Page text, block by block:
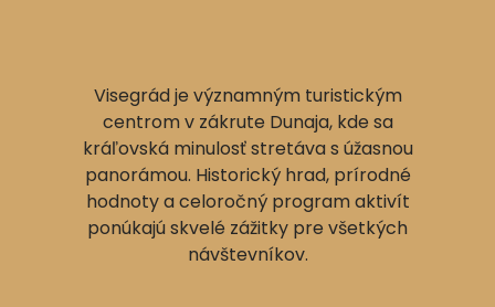
Visegrád je významným turistickým
centrom v zákrute Dunaja, kde sa
kráľovská minulosť stretáva s úžasnou
panorámou. Historický hrad, prírodné
hodnoty a celoročný program aktivít
ponúkajú skvelé zážitky pre všetkých
návštevníkov.